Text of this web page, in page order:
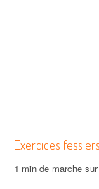
Exercices
1 min de marche